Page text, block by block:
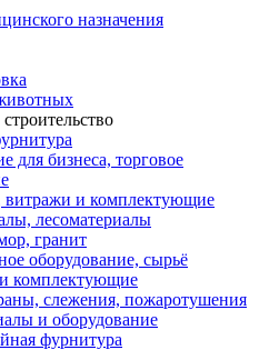
назначения
для бизнеса, торговое
витражи и комплектующие
лесоматериалы
гранит
оборудование, сырьё
комплектующие
слежения, пожаротушения
и оборудование
фурнитура